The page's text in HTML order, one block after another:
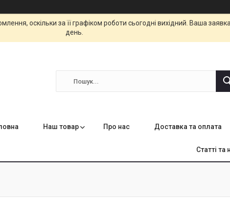
оскільки за її графіком роботи сьогодні вихідний. Ваша
день.
Наш товар Про нас Доставка та оплата
Статті та